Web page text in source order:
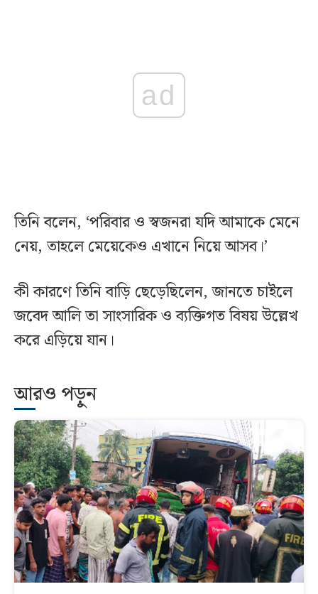
ad
তিনি বলেন, ‘পরিবার ও স্বজনরা যদি আমাকে মেনে
নেয়, তাহলে মেয়েকেও এখানে নিয়ে আসব।’
কী কারণে তিনি বাড়ি ছেড়েছিলেন, জানতে চাইলে
জবেদ আলি তা সাংসারিক ও ব্যক্তিগত বিষয় উল্লেখ
করে এড়িয়ে যান।
আরও পড়ুন